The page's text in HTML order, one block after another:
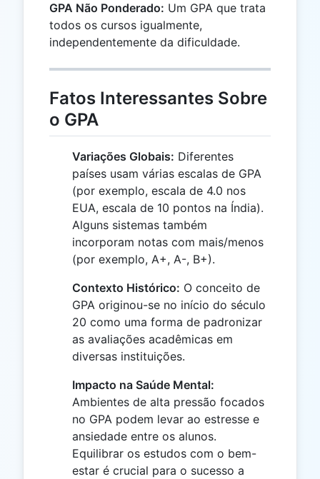
GPA Não Ponderado: Um GPA que trata
todos os cursos igualmente,
independentemente da dificuldade.
Fatos Interessantes Sobre
o GPA
Variações Globais: Diferentes
países usam várias escalas de GPA
(por exemplo, escala de 4.0 nos
EUA, escala de 10 pontos na Índia).
Alguns sistemas também
incorporam notas com mais/menos
(por exemplo, A+, A-, B+).
Contexto Histórico: O conceito de
GPA originou-se no início do século
20 como uma forma de padronizar
as avaliações acadêmicas em
diversas instituições.
Impacto na Saúde Mental:
Ambientes de alta pressão focados
no GPA podem levar ao estresse e
ansiedade entre os alunos.
Equilibrar os estudos com o bem-
estar é crucial para o sucesso a